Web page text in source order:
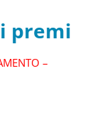
premi
–